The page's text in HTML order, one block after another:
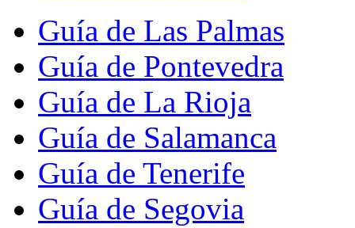
Guía de Las Palmas
Guía de Pontevedra
Guía de La Rioja
Guía de Salamanca
Guía de Tenerife
Guía de Segovia